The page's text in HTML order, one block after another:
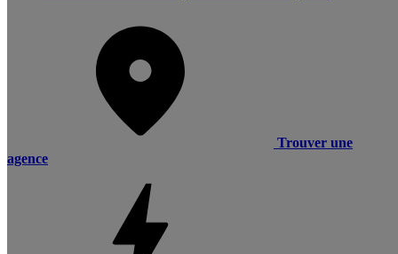
Trouver une
agence